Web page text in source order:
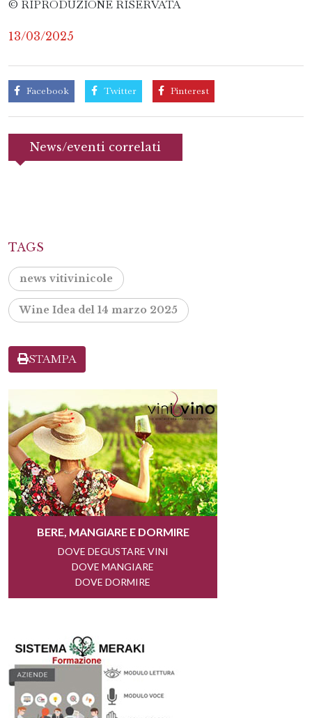
© RIPRODUZIONE RISERVATA
13/03/2025
Facebook Twitter Pinterest
News/eventi correlati
TAGS
news vitivinicole
Wine Idea del 14 marzo 2025
STAMPA